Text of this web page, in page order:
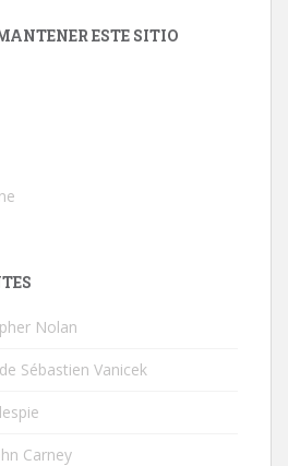
ESTE SITIO
Nolan
Sébastien Vanicek
Carney